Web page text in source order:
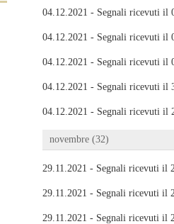
04.12.2021 - Segnali ricevuti il
04.12.2021 - Segnali ricevuti il
04.12.2021 - Segnali ricevuti il
04.12.2021 - Segnali ricevuti il
04.12.2021 - Segnali ricevuti il
novembre (32)
29.11.2021 - Segnali ricevuti il
29.11.2021 - Segnali ricevuti il
29.11.2021 - Segnali ricevuti il